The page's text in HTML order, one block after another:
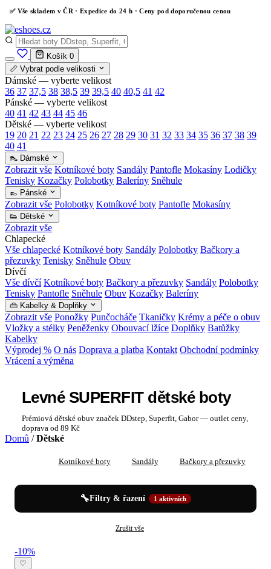
✅ Vše skladem v ČR · Expedice do 24 h · Ceny pod doporučenou cenou
Košík 0
📏 Vybrat podle velikosti
Dámské — vyberte velikost
36 37 37,5 38 38,5 39 39,5 40 40,5 41 42
Pánské — vyberte velikost
40 41 42 43 44 45 46
Dětské — vyberte velikost
19 20 21 22 23 24 25 26 27 28 29 30 31 32 33 34 35 36 37 38 39
40 41
👠 Dámské
Zobrazit vše Kotníkové boty Sandály Pantofle Mokasíny Lodičky
Tenisky Kozačky Polobotky Baleríny Sněhule
👞 Pánské
Zobrazit vše Polobotky Kotníkové boty Pantofle Mokasíny
👟 Dětské
Zobrazit vše
Chlapecké
Vše chlapecké Kotníkové boty Sandály Polobotky Bačkory a
přezuvky Tenisky Sněhule Obuv
Dívčí
Vše dívčí Kotníkové boty Bačkory a přezuvky Sandály Polobotky
Tenisky Pantofle Sněhule Obuv Kozačky Baleríny
👜 Kabelky & Doplňky
Zobrazit vše Ponožky Punčocháče Tkaničky Krémy a péče o obuv
Vložky a stélky Peněženky Obouvací lžíce Doplňky Batůžky
Kabelky
Výprodej % O nás Doprava a platba Kontakt Obchodní podmínky
Vrácení a výměna
Levné SUPERFIT dětské boty
Prémiová dětské obuv značek DDstep, Superfit, Gabor — outlet ceny,
doprava od 89 Kč
Domů / Dětské
Kotníkové boty Sandály Bačkory a přezuvky
🔧Filtry & řazení 1 aktivních
Zrušit vše
Levné SUPERFIT dětské boty —
-10%
♡